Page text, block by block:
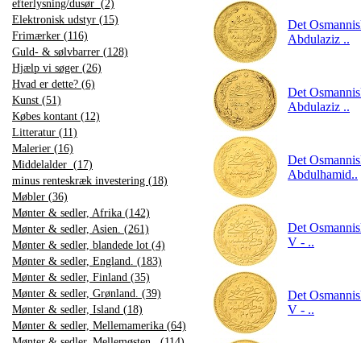
efterlysning/dusør (2)
Elektronisk udstyr (15)
Frimærker (116)
Guld- & sølvbarrer (128)
Hjælp vi søger (26)
Hvad er dette? (6)
Kunst (51)
Købes kontant (12)
Litteratur (11)
Malerier (16)
Middelalder (17)
minus renteskræk investering (18)
Møbler (36)
Mønter & sedler, Afrika (142)
Mønter & sedler, Asien. (261)
Mønter & sedler, blandede lot (4)
Mønter & sedler, England. (183)
Mønter & sedler, Finland (35)
Mønter & sedler, Grønland. (39)
Mønter & sedler, Island (18)
Mønter & sedler, Mellemamerika (64)
Det
Abdulaziz ..
Det
Abdulaziz ..
Det
Abdulhamid..
Det
V - ..
Det
V - ..